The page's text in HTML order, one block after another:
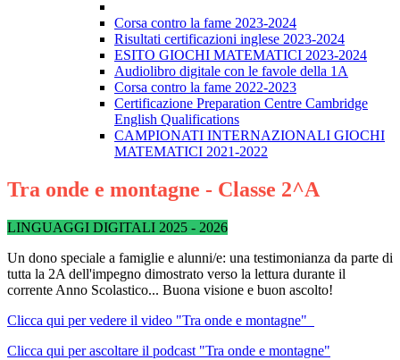
Corsa contro la fame 2023-2024
Risultati certificazioni inglese 2023-2024
ESITO GIOCHI MATEMATICI 2023-2024
Audiolibro digitale con le favole della 1A
Corsa contro la fame 2022-2023
Certificazione Preparation Centre Cambridge
English Qualifications
CAMPIONATI INTERNAZIONALI GIOCHI
MATEMATICI 2021-2022
Tra onde e montagne - Classe 2^A
LINGUAGGI DIGITALI 2025 - 2026
Un dono speciale a famiglie e alunni/e: una testimonianza da parte di
tutta la 2A dell'impegno dimostrato verso la lettura durante il
corrente Anno Scolastico... Buona visione e buon ascolto!
Clicca qui per vedere il video "Tra onde e montagne"
Clicca qui per ascoltare il podcast "Tra onde e montagne"